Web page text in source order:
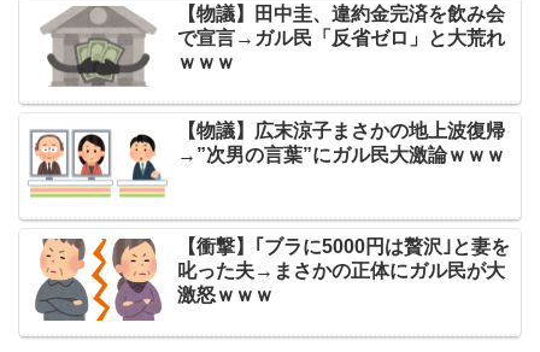
【物議】田中圭、違約金完済を飲み会
で宣言→ガル民「反省ゼロ」と大荒れ
ｗｗｗ
【物議】広末涼子まさかの地上波復帰
→”次男の言葉”にガル民大激論ｗｗｗ
【衝撃】｢ブラに5000円は贅沢｣と妻を
叱った夫→まさかの正体にガル民が大
激怒ｗｗｗ